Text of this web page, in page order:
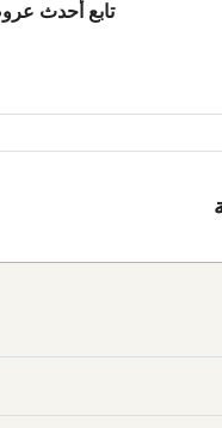
تابع أحدث